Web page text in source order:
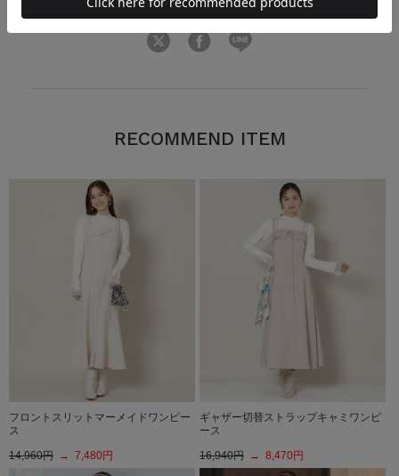
RECOMMEND ITEM
フロントスリットマーメイドワンピー
ス
14,960円 → 7,480円
ギャザー切替ストラップキャミワンピ
ース
16,940円 → 8,470円